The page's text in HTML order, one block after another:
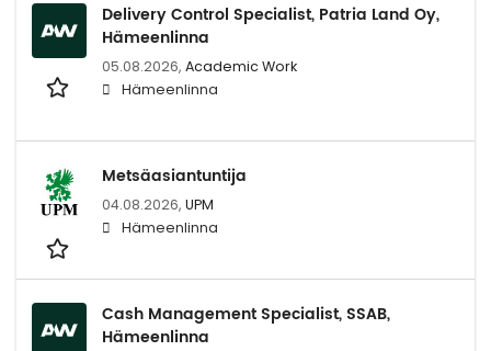
Delivery Control Specialist, Patria Land Oy,
Hämeenlinna
05.08.2026, Academic Work
Hämeenlinna
Metsäasiantuntija
04.08.2026, UPM
Hämeenlinna
Cash Management Specialist, SSAB,
Hämeenlinna